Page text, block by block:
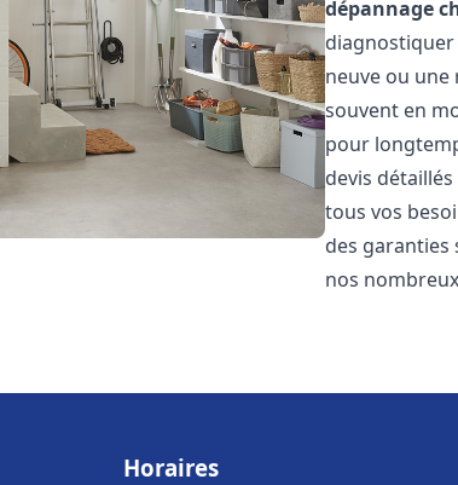
dépannage
neuve ou
souvent en
pour
devis
tous vos
des
nos
Horaires